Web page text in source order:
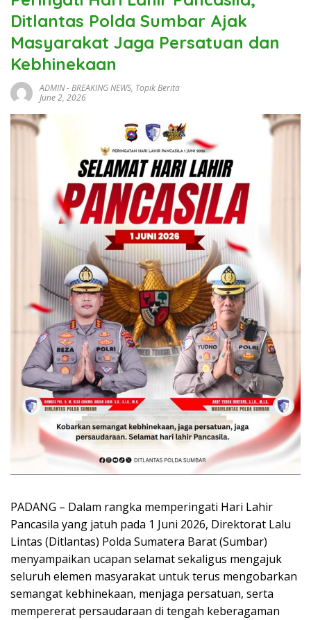
Ditlantas Polda Sumbar Ajak
Masyarakat Jaga Persatuan dan
Kebhinekaan
ADMIN-BREAKING NEWS, Topik Berita
June 2, 2026
PADANG – Dalam rangka memperingati Hari Lahir
Pancasila yang jatuh pada 1 Juni 2026, Direktorat Lalu
Lintas (Ditlantas) Polda Sumatera Barat (Sumbar)
menyampaikan ucapan selamat sekaligus mengajuk
seluruh elemen masyarakat untuk terus mengobarkan
semangat kebhinekaan, menjaga persatuan, serta
mempererat persaudaraan di tengah keberagaman